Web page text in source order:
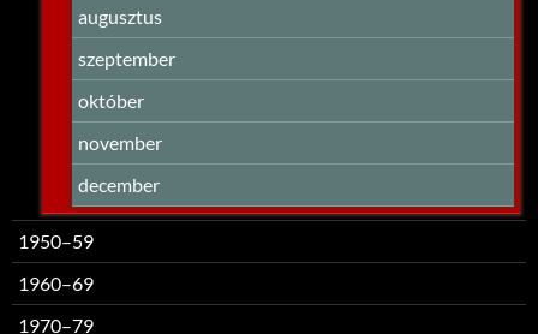
augusztus
szeptember
október
november
december
1950–59
1960–69
1970–79